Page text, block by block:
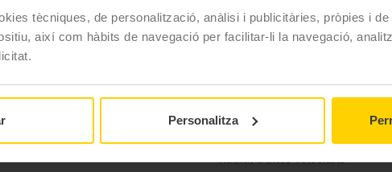
tècniques, de personalització, anàlisi i publicitàries, pròpies i
així com hàbits de navegació per facilitar-li la navegació,
Personalitza
Darrera
Carretera
TL
Radial d'altes velocitats